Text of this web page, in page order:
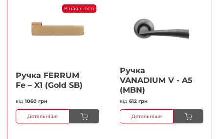
В наявності
Ручка FERRUМ
Fe – X1 (Gold SB)
від 1060 грн
Детальніше
Ручка
VANADIUM V - A5
(MBN)
від 612 грн
Детальніше